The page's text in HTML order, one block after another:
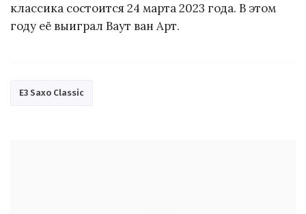
классика состоится 24 марта 2023 года. В этом
году её выиграл Ваут ван Арт.
E3 Saxo Classic